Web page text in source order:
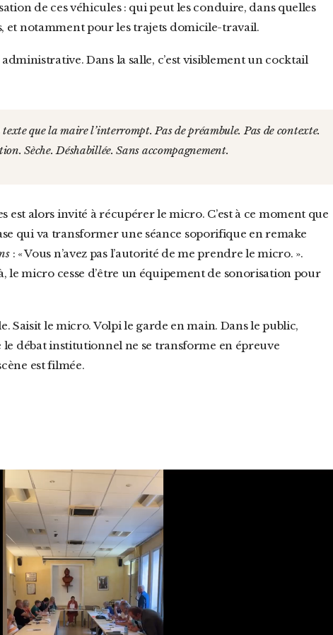
de ces véhicules : qui peut les conduire, dans quelles
et notamment pour les trajets domicile-travail.
Sèche. Déshabillée. Sans accompagnement.
qui va transformer une séance soporifique en remake
: « Vous n’avez pas l’autorité de me prendre le micro. ».
le micro cesse d’être un équipement de sonorisation pour
le débat institutionnel ne se transforme en épreuve
est filmée.